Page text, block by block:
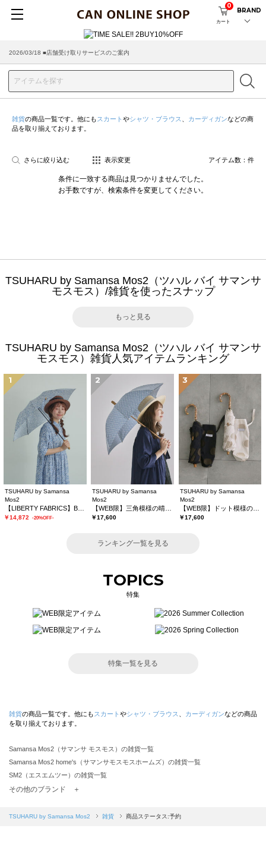
カート
0
BRAND
2026/03/18 ■店舗受け取りサービスのご案内
雑貨の商品一覧です。他にも スカート やシャツ・ブラウス カーディガンなどの商
品を取り揃えております。
さらに絞り込む 表示変更 アイテム数： 件
条件に一致する商品は見つかりませんでした。
お手数ですが、検索条件を変更してください。
TSUHARU by Samansa Mos2（ツハル バイ サマンサ
モスモス）/雑貨を使ったスナップ
もっと見る
TSUHARU by Samansa Mos2（ツハル バイ サマンサ
モスモス）雑貨人気アイテムランキング
1
TSUHARU by Samansa
Mos2
￥14,872 -20%OFF-
2
TSUHARU by Samansa
Mos2
￥17,600
3
TSUHARU by Samansa
Mos2
【WEB限】ドット模様の晴雨兼用日傘
￥17,600
ランキング一覧を見る
TOPICS
特集
特集一覧を見る
雑貨の商品一覧です。他にも スカート やシャツ・ブラウス カーディガンなどの商品
を取り揃えております。
Samansa Mos2（サマンサ モスモス）の雑貨一覧
Samansa Mos2 home's（サマンサモスモスホームズ）の雑貨一覧
SM2（エスエムツー）の雑貨一覧
TSUHARU by Samansa Mos2（ツハルバイサマンサモスモス）の雑貨一覧
Samansa Mos2 blue（サマンサモスモス ブルー）の雑貨一覧
その他のブランド ＋
TSUHARU by Samansa Mos2 雑貨 商品ステータス:予約